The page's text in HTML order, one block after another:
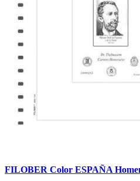
FILOBER Color ESPAÑA